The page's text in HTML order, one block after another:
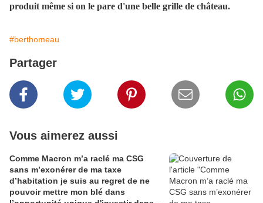
produit même si on le pare d'une belle grille de château.
#berthomeau
Partager
Vous aimerez aussi
Comme Macron m’a raclé ma CSG
sans m’exonérer de ma taxe
d’habitation je suis au regret de ne
pouvoir mettre mon blé dans